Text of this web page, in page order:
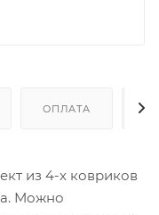
ОПЛАТА
из 4-х ковриков
Можно